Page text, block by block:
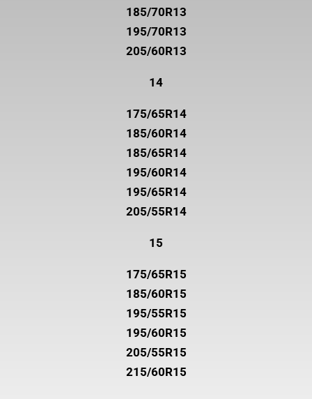
185/70R13
195/70R13
205/60R13
14
175/65R14
185/60R14
185/65R14
195/60R14
195/65R14
205/55R14
15
175/65R15
185/60R15
195/55R15
195/60R15
205/55R15
215/60R15